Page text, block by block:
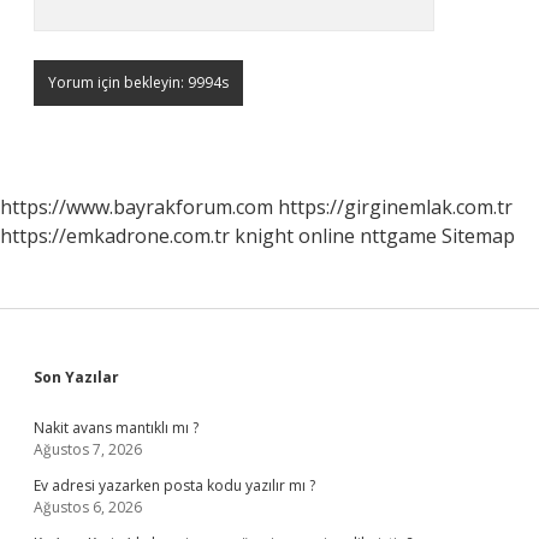
https://www.bayrakforum.com https://girginemlak.com.tr
https://emkadrone.com.tr knight online nttgame Sitemap
Sidebar
Son Yazılar
Nakit avans mantıklı mı ?
Ağustos 7, 2026
Ev adresi yazarken posta kodu yazılır mı ?
Ağustos 6, 2026